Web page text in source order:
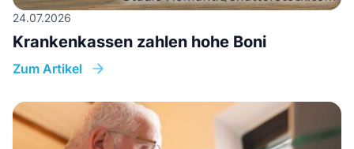
24.07.2026
Krankenkassen zahlen hohe Boni
Zum Artikel